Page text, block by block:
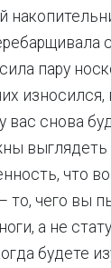
пару
вас снова
выглядеть
что
то, чего вы
а не
будете